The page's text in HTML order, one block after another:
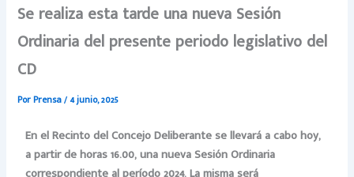
Se realiza esta tarde una nueva Sesión
Ordinaria del presente periodo legislativo del
CD
PorPrensa/4 junio, 2025
En el Recinto del Concejo Deliberante se llevará a cabo hoy,
a partir de horas 16.00, una nueva Sesión Ordinaria